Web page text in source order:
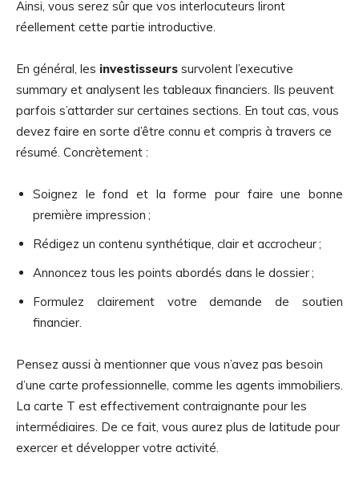
Ainsi, vous serez sûr que vos interlocuteurs liront
réellement cette partie introductive.
En général, les investisseurs survolent l’executive
summary et analysent les tableaux financiers. Ils peuvent
parfois s’attarder sur certaines sections. En tout cas, vous
devez faire en sorte d’être connu et compris à travers ce
résumé. Concrètement :
Soignez le fond et la forme pour faire une bonne
première impression ;
Rédigez un contenu synthétique, clair et accrocheur ;
Annoncez tous les points abordés dans le dossier ;
Formulez clairement votre demande de soutien
financier.
Pensez aussi à mentionner que vous n’avez pas besoin
d’une carte professionnelle, comme les agents immobiliers.
La carte T est effectivement contraignante pour les
intermédiaires. De ce fait, vous aurez plus de latitude pour
exercer et développer votre activité.